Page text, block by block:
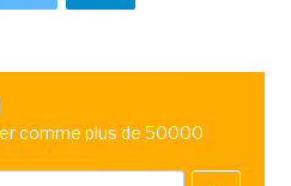
comme plus de 50000